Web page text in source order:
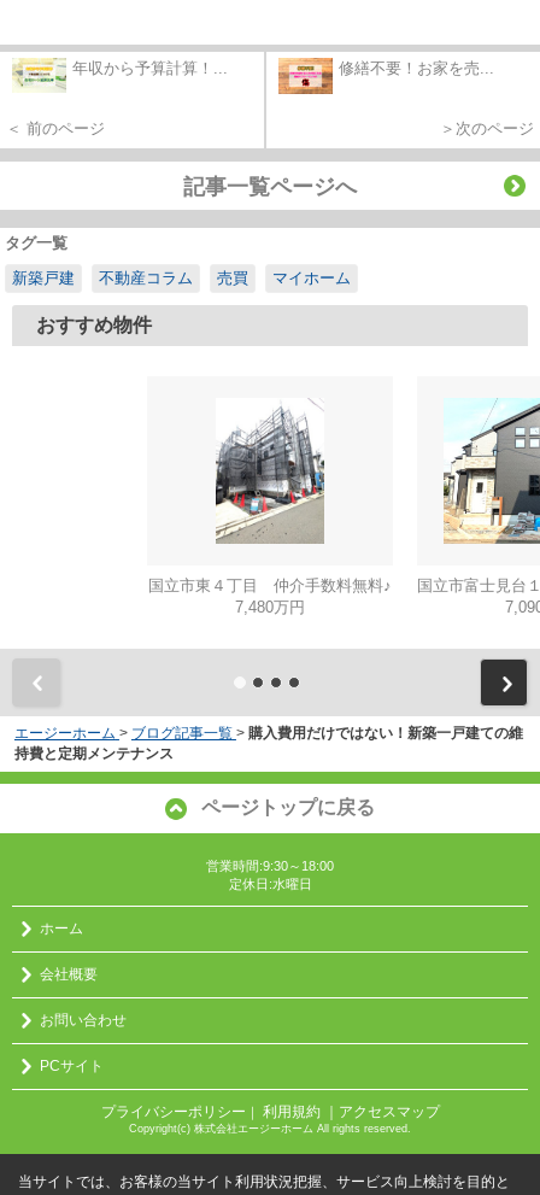
年収から予算計算！...
＜ 前のページ
修繕不要！お家を売...
＞次のページ
記事一覧ページへ
タグ一覧
新築戸建
不動産コラム 売買 マイホーム
おすすめ物件
国立市東４丁目 仲介手数料無料♪
7,480万円
エージーホーム > ブログ記事一覧 > 購入費用だけではない！新築一戸建ての維
持費と定期メンテナンス
ページトップに戻る
営業時間:9:30～18:00
定休日:水曜日
ホーム
会社概要
お問い合わせ
PCサイト
プライバシーポリシー ｜ 利用規約 ｜アクセスマップ
Copyright(c) 株式会社エージーホーム All rights reserved.
当サイトでは、お客様の当サイト利用状況把握、サービス向上検討を目的と